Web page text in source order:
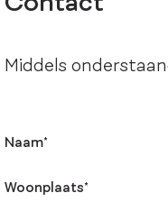
Middels
Naam*
Woonplaats*